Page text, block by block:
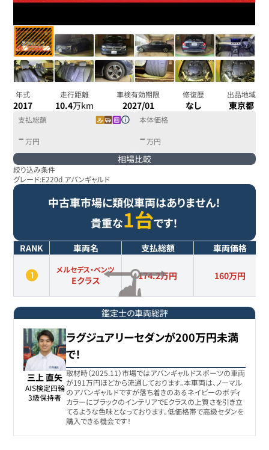
年式
2017
走行距離
10.4万km
車検有効期限
2027/01
修復歴
なし
出品地域
東京都
支払総額
- 万円
本体価格
- 万円
相場比較
絞り込み条件
グレード:E220d アバンギャルド
中古車市場に類似車両はありません！
貴重な1台です！
RANK 車両名 支払総額 車両価格
メルセデス・ベンツ
Eクラス 174.2万円 160万円
鑑定士の車両総評
三上 直矢
AIS検定四輪
3級保持者
ラグジュアリーセダンが200万円未満
で！
取材時（2025.11）市場ではアバンギャルドスポーツの車両
が191万円ほどから流通しております。本車両は、ノーマル
のアバンギャルドですが落ち着きのあるネイビーのボディ
カラーにブラックのインテリアでEクラスの上質さを引き立
てるような色味となっております。低価格帯で高級セダンを
購入できる機会です！